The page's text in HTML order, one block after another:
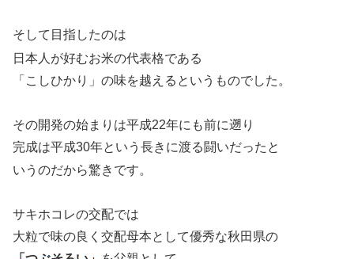
そして目指したのは
日本人が好むお米の代表格である
「こしひかり」の味を越えるというものでした。
その開発の始まりは平成22年にも前に遡り
完成は平成30年という長きに渡る闘いだったと
いうのだから驚きです。
サキホコレの交配では
大粒で味の良く交配母本として優秀な秋田県の